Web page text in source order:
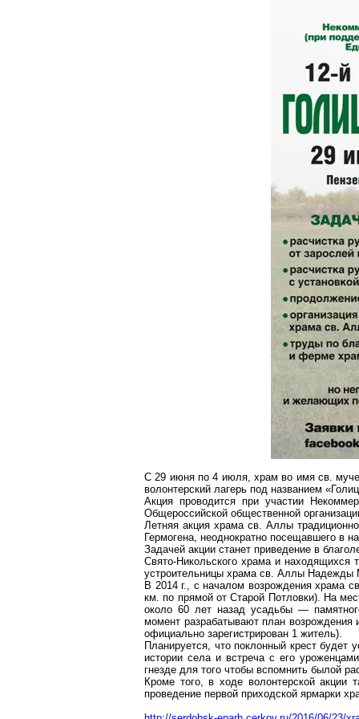
С 29 июня по 4 июля, храм во имя св.
волонтерский лагерь под названием «
Акция проводится при участии
Общероссийской общественной
Летняя акция храма св. Аллы
Гермогена, неоднократно посещавшего в
Задачей акции станет приведение в
Свято-Никольского храма и
устроительницы храма св. Аллы Надежды
В 2014 г., с началом возрождения храма
км. по прямой от Старой Потловки). На
около 60 лет назад усадьбы —
момент разрабатывают план возрождения
официально зарегистрирован 1 житель).
Планируется, что поклонный крест будет
истории села и встреча с его
гнезде для того чтобы вспомнить былой
Кроме того, в ходе волонтерской акции
проведение первой приходской ярмарки